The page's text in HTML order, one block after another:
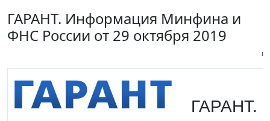
ГАРАНТ. Информация Минфина и
ФНС России от 29 октября 2019
ГАРАНТ.